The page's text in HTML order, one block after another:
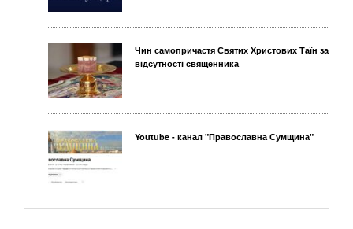
Чин самопричастя Святих Христових Таїн за
відсутності священника
Youtube - канал "Православна Сумщина"